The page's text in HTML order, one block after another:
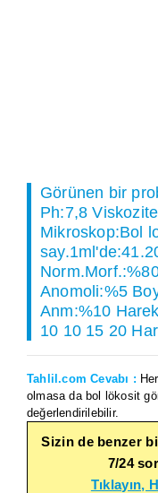
Görünen bir
Ph:7,8
Mikroskop:Bol
Anomoli:%5
Anm:%10
10 10 15 20
Tahlil.com Cevabı :
olmasa da bol lökosit
değerlendirilebilir.
Sizin de benzer
7/24
Tıklayın,